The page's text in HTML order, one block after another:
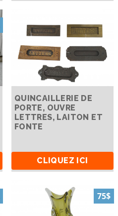
QUINCAILLERIE DE
PORTE, OUVRE
LETTRES, LAITON ET
FONTE
CLIQUEZ ICI
75$